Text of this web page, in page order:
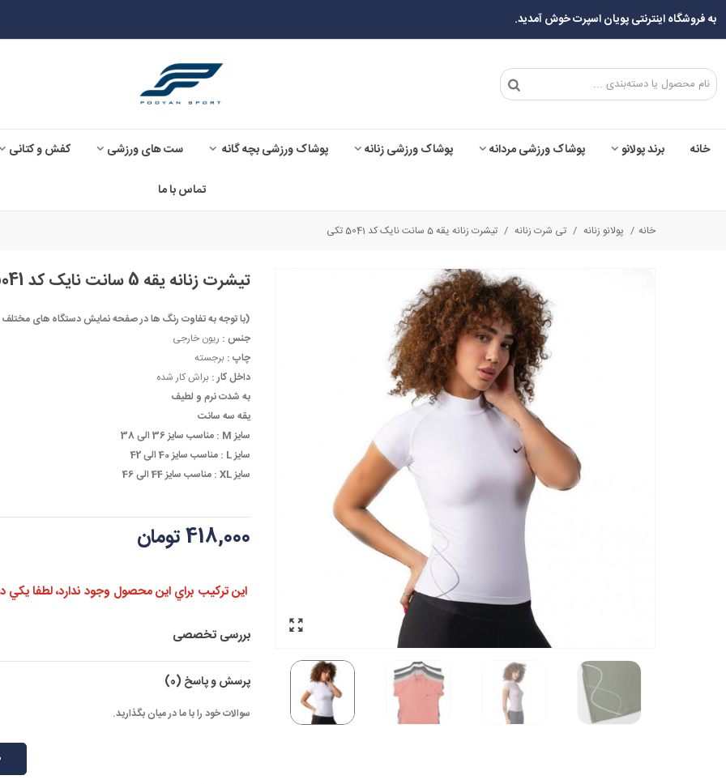
به فروشگاه اینترنتی پویان اسپرت خوش آمدید.
خانه برند پولانو پوشاک ورزشی مردانه پوشاک ورزشی زنانه پوشاک ورزشی بچه گانه ست های ورزشی کفش و کتانی
تماس با ما
خانه / پولانو زنانه / تی شرت زنانه / تیشرت زنانه یقه 5 سانت نایک کد 5041 تکی
تیشرت زنانه یقه 5 سانت نایک کد 5041 تکی
(با توجه به تفاوت رنگ ها در صفحه نمایش دستگاه های مختلف ، ممکن است رنگ
جنس : ریون خارجی
چاپ : برجسته
داخل کار : براش کار شده
به شدت نرم و لطیف
یقه سه سانت
سایز M :
مناسب سایز 36 الی 38
سایز L :
مناسب سایز 40 الی 42
سایز XL :
مناسب سایز 44 الی 46
418,000 تومان
اين تركيب براي اين محصول وجود ندارد، لطفا يكي
بررسی تخصصی
پرسش و پاسخ (0)
سوالات خود را با ما در میان بگذارید.